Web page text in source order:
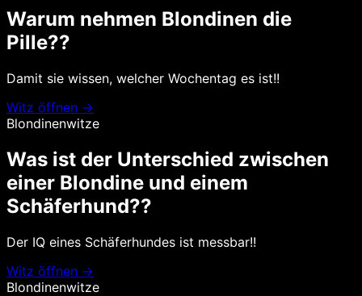
Warum nehmen Blondinen die
Pille??
Damit sie wissen, welcher Wochentag es ist!!
Witz öffnen →
Blondinenwitze
Was ist der Unterschied zwischen
einer Blondine und einem
Schäferhund??
Der IQ eines Schäferhundes ist messbar!!
Witz öffnen →
Blondinenwitze